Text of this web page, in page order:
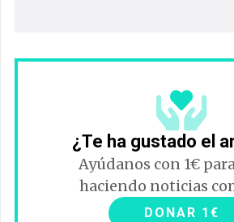
¿Te ha gustado el
Ayúdanos con 1€
haciendo noticias
DONAR 1€